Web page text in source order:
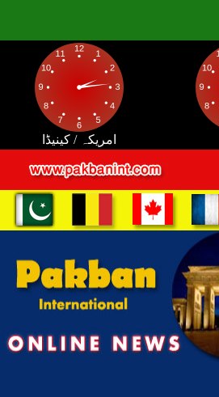
امریکہ / کینیڈا